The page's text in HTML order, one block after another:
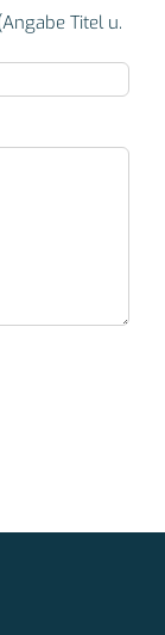
Titel u.